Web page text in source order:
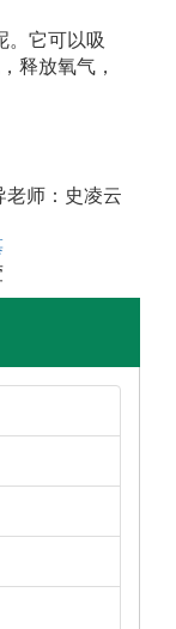
。它可以吸
释放氧气，
老师：史凌云